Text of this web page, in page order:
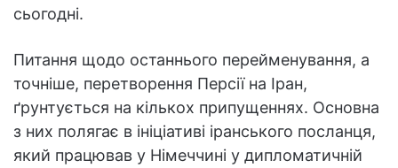
сьогодні.
Питання щодо останнього перейменування, а
точніше, перетворення Персії на Іран,
ґрунтується на кількох припущеннях. Основна
з них полягає в ініціативі іранського посланця,
який працював у Німеччині у дипломатичній